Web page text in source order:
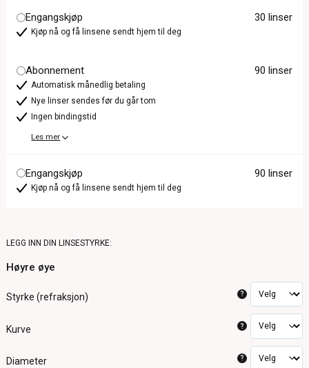
Engangskjøp 30 linser
Kjøp nå og få linsene sendt hjem til deg
Abonnement 90 linser
Automatisk månedlig betaling
Nye linser sendes før du går tom
Ingen bindingstid
Les mer
Engangskjøp 90 linser
Kjøp nå og få linsene sendt hjem til deg
LEGG INN DIN LINSESTYRKE:
Høyre øye
Styrke (refraksjon) ?
Kurve ?
Diameter ?